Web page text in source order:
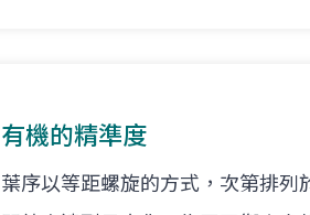
有機的精準度
葉序以等距螺旋的方式，次第排